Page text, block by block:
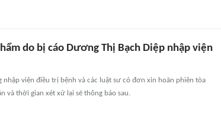
do bị cáo Dương Thị Bạch Diệp nhập viện
nhập viện điều trị bệnh và các luật sư có đơn xin hoãn phiên tòa
và thời gian xét xử lại sẽ thông báo sau.